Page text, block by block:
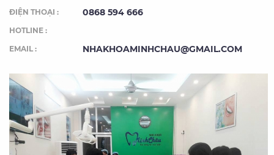
ĐIỆN THOẠI : 0868 594 666
HOTLINE :
EMAIL :
NHAKHOAMINHCHAU@GMAIL.COM